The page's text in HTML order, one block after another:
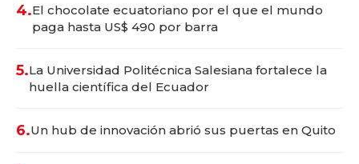
4.El chocolate ecuatoriano por el que el mundo
paga hasta US$ 490 por barra
5.La Universidad Politécnica Salesiana fortalece la
huella científica del Ecuador
6.Un hub de innovación abrió sus puertas en Quito